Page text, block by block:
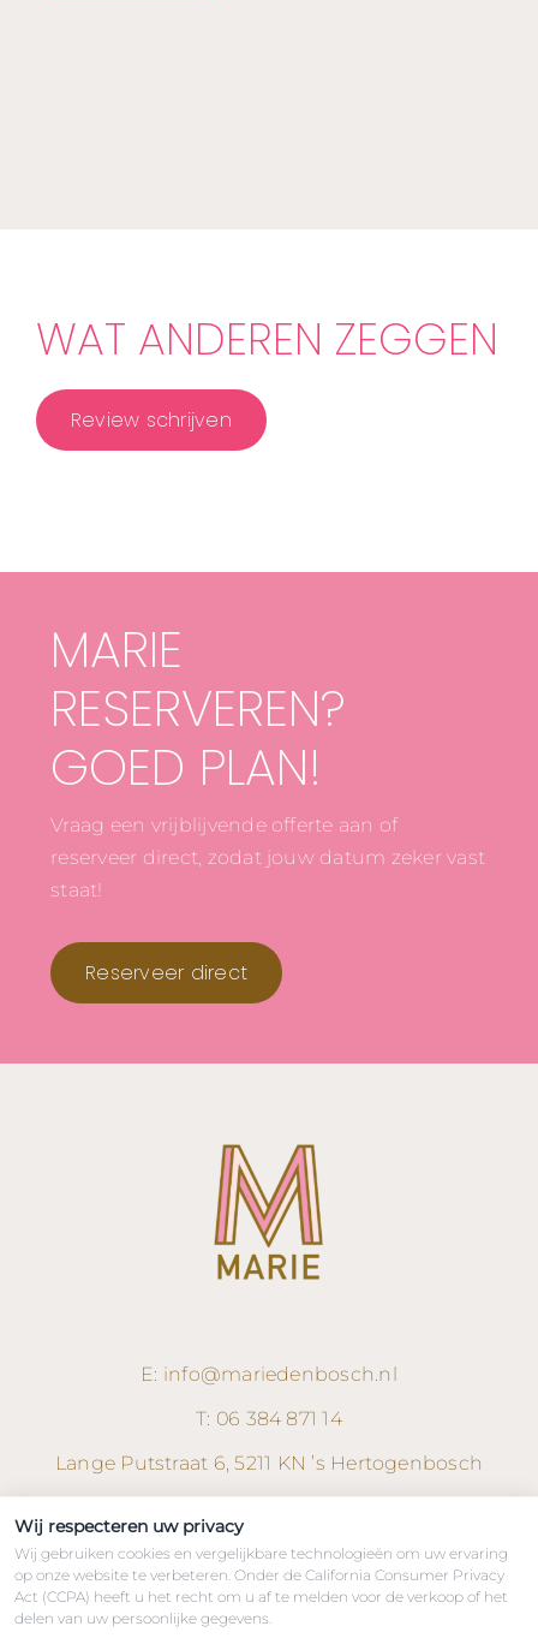
WAT ANDEREN ZEGGEN
Review schrijven
MARIE
RESERVEREN?
GOED PLAN!
Vraag een vrijblijvende offerte aan of
reserveer direct, zodat jouw datum zeker vast
staat!
Reserveer direct
E: info@mariedenbosch.nl
T: 06 384 871 14
Lange Putstraat 6, 5211 KN ’s Hertogenbosch
Wij respecteren uw privacy
Wij gebruiken cookies en vergelijkbare technologieën om uw ervaring
op onze website te verbeteren. Onder de California Consumer Privacy
Act (CCPA) heeft u het recht om u af te melden voor de verkoop of het
delen van uw persoonlijke gegevens.